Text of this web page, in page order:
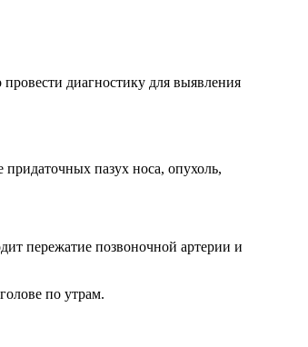
диагностику для выявления
пазух носа, опухоль,
пережатие позвоночной артерии и
по утрам.